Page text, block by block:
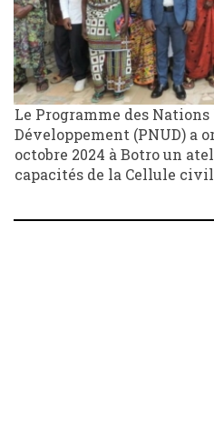
Le Programme des
Développement (PNUD) a
octobre 2024 à Botro un
capacités de la Cellule